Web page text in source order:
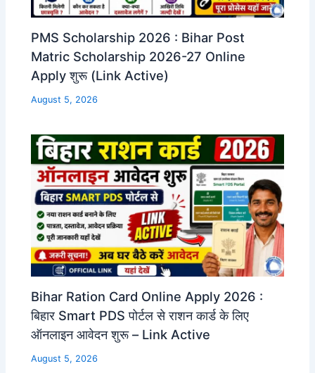
PMS Scholarship 2026 : Bihar Post
Matric Scholarship 2026-27 Online
Apply शुरू (Link Active)
August 5, 2026
Bihar Ration Card Online Apply 2026 :
बिहार Smart PDS पोर्टल से राशन कार्ड के लिए
ऑनलाइन आवेदन शुरू – Link Active
August 5, 2026